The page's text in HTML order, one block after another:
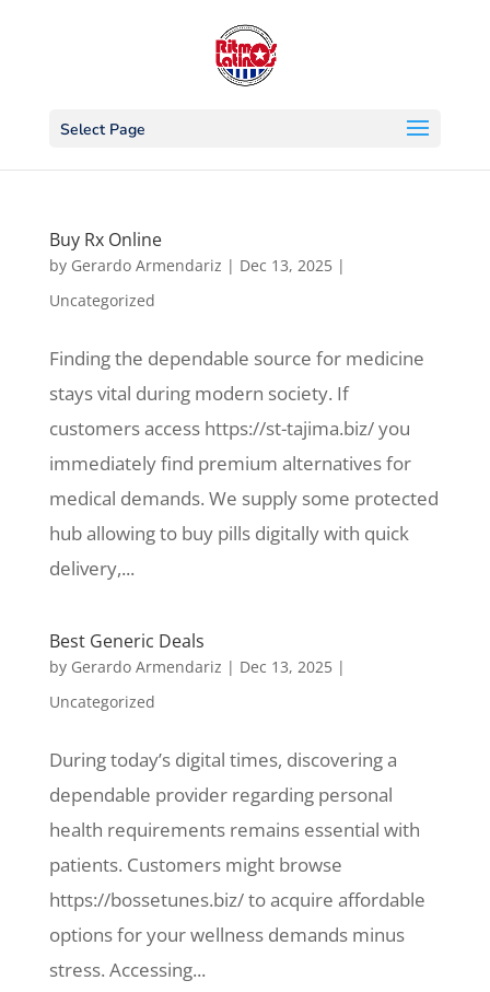
Select Page
Buy Rx Online
by Gerardo Armendariz | Dec 13, 2025|
Uncategorized
Finding the dependable source for medicine
stays vital during modern society. If
customers access https://st-tajima.biz/ you
immediately find premium alternatives for
medical demands. We supply some protected
hub allowing to buy pills digitally with quick
delivery,...
Best Generic Deals
by Gerardo Armendariz | Dec 13, 2025|
Uncategorized
During today’s digital times, discovering a
dependable provider regarding personal
health requirements remains essential with
patients. Customers might browse
https://bossetunes.biz/ to acquire affordable
options for your wellness demands minus
stress. Accessing...